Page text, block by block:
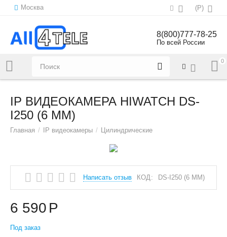
Москва (Р)
Напишите нам:sales@all4tele.com
8(800)777-78-25
По всей России
0
IP ВИДЕОКАМЕРА HIWATCH DS-
I250 (6 MM)
Главная / IP видеокамеры / Цилиндрические
Написать отзыв КОД: DS-I250 (6 MM)
6 590 Р
Под заказ